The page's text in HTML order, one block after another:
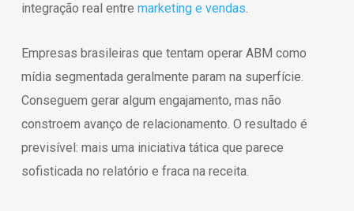
integração real entre marketing e vendas.
Empresas brasileiras que tentam operar ABM como
mídia segmentada geralmente param na superfície.
Conseguem gerar algum engajamento, mas não
constroem avanço de relacionamento. O resultado é
previsível: mais uma iniciativa tática que parece
sofisticada no relatório e fraca na receita.